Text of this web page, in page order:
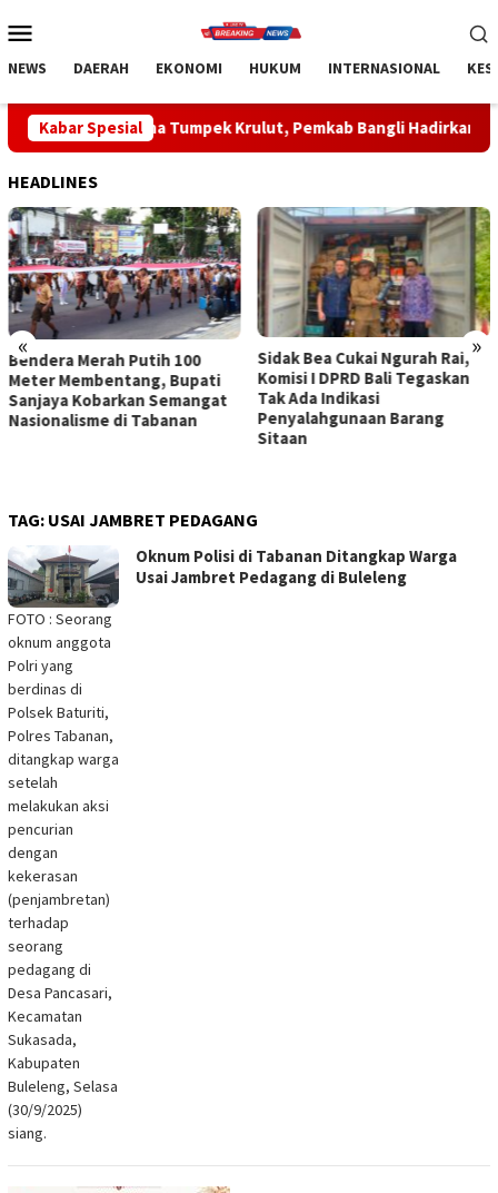
ke
Mobile
NEWS DAERAH EKONOMI HUKUM INTERNASIONAL
Kabar Spesial
Tumpek Krulut, Pemkab Bangli Hadirkan Pengobatan Gratis di
HEADLINES
« »
Sidak Bea Cukai Ngurah Rai,
Komisi I DPRD Bali Tegaskan
Tak Ada Indikasi
Penyalahgunaan Barang
Rahina Tumpek Krulut,
Pemkab Bangli Hadirkan
Pengobatan Gratis di Empat
Kecamatan Wujudkan
Pelayanan Kesehatan
TAG: USAI JAMBRET PEDAGANG
FOTO : Seorang
oknum anggota
Polri yang
berdinas di
Polsek Baturiti,
Polres Tabanan,
ditangkap warga
setelah
melakukan aksi
pencurian
dengan
kekerasan
(penjambretan)
terhadap
seorang
pedagang di
Desa Pancasari,
Kecamatan
Sukasada,
Kabupaten
Buleleng, Selasa
(30/9/2025)
siang.
Oknum Polisi di Tabanan Ditangkap Warga
Usai Jambret Pedagang di Buleleng